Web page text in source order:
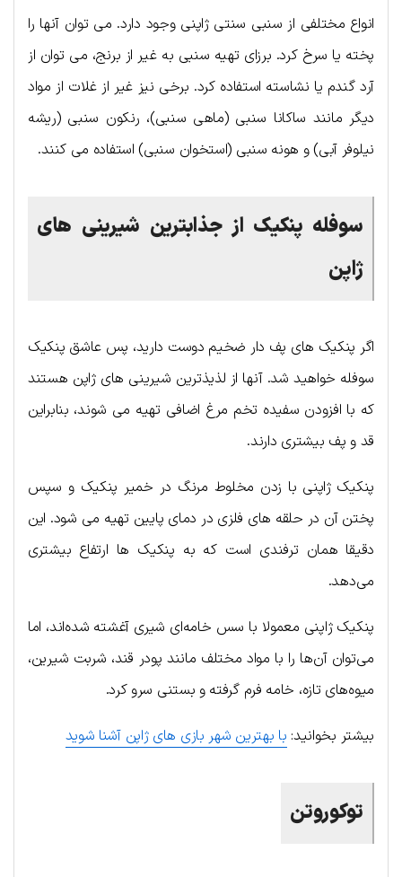
انواع مختلفی از سنبی سنتی ژاپنی وجود دارد. می توان آنها را
پخته یا سرخ کرد. برزای تهیه سنبی به غیر از برنج، می توان از
آرد گندم یا نشاسته استفاده کرد. برخی نیز غیر از غلات از مواد
دیگر مانند ساکانا سنبی (ماهی سنبی)، رنکون سنبی (ریشه
نیلوفر آبی) و هونه سنبی (استخوان سنبی) استفاده می کنند.
سوفله پنکیک از جذابترین شیرینی های
ژاپن
اگر پنکیک های پف دار ضخیم دوست دارید، پس عاشق پنکیک
سوفله خواهید شد. آنها از لذیذترین شیرینی های ژاپن هستند
که با افزودن سفیده تخم مرغ اضافی تهیه می شوند، بنابراین
قد و پف بیشتری دارند.
پنکیک ژاپنی با زدن مخلوط مرنگ در خمیر پنکیک و سپس
پختن آن در حلقه های فلزی در دمای پایین تهیه می شود. این
دقیقا همان ترفندی است که به پنکیک ها ارتفاع بیشتری
می‌دهد.
پنکیک ژاپنی معمولا با سس خامه‌ای شیری آغشته شده‌اند، اما
می‌توان آن‌ها را با مواد مختلف مانند پودر قند، شربت شیرین،
میوه‌های تازه، خامه فرم گرفته و بستنی سرو کرد.
بیشتر بخوانید: با بهترین شهر بازی‌ های ژاپن آشنا شوید
توکوروتن